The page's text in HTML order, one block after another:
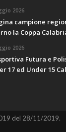
2026
campione
la Coppa
2026
Futura e
17 ed Under 15
del 28/11/2019.